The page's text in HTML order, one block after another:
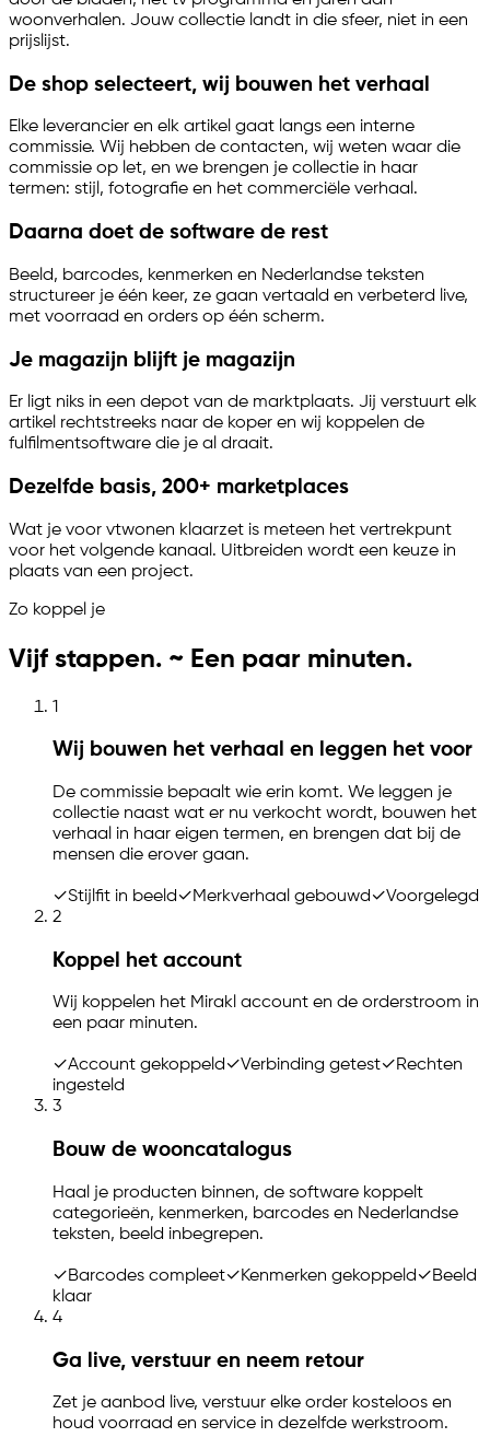
woonverhalen. Jouw collectie landt in die sfeer, niet in een
prijslijst.
De shop selecteert, wij bouwen het verhaal
Elke leverancier en elk artikel gaat langs een interne
commissie. Wij hebben de contacten, wij weten waar die
commissie op let, en we brengen je collectie in haar
termen: stijl, fotografie en het commerciële verhaal.
Daarna doet de software de rest
Beeld, barcodes, kenmerken en Nederlandse teksten
structureer je één keer, ze gaan vertaald en verbeterd live,
met voorraad en orders op één scherm.
Je magazijn blijft je magazijn
Er ligt niks in een depot van de marktplaats. Jij verstuurt elk
artikel rechtstreeks naar de koper en wij koppelen de
fulfilmentsoftware die je al draait.
Dezelfde basis, 200+ marketplaces
Wat je voor vtwonen klaarzet is meteen het vertrekpunt
voor het volgende kanaal. Uitbreiden wordt een keuze in
plaats van een project.
Zo koppel je
Vijf stappen. ~ Een paar minuten.
1
Wij bouwen het verhaal en leggen het voor
De commissie bepaalt wie erin komt. We leggen je
collectie naast wat er nu verkocht wordt, bouwen het
verhaal in haar eigen termen, en brengen dat bij de
mensen die erover gaan.
✓Stijlfit in beeld ✓Merkverhaal gebouwd ✓Voorgelegd
2
Koppel het account
Wij koppelen het Mirakl account en de orderstroom in
een paar minuten.
✓Account gekoppeld✓Verbinding getest✓Rechten
ingesteld
3
Bouw de wooncatalogus
Haal je producten binnen, de software koppelt
categorieën, kenmerken, barcodes en Nederlandse
teksten, beeld inbegrepen.
✓Barcodes compleet✓Kenmerken gekoppeld ✓Beeld
klaar
4
Ga live, verstuur en neem retour
Zet je aanbod live, verstuur elke order kosteloos en
houd voorraad en service in dezelfde werkstroom.